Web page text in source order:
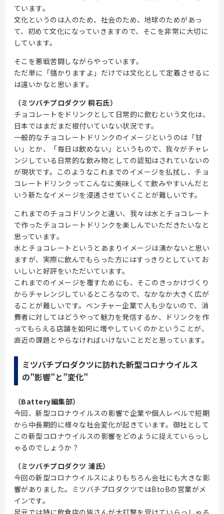
ています。
文化というのは人のため、社会のため、地球のためがあっ
て、初めて文化になっていきますので、そこを非常に大切に
しています。
そこを悪戦苦闘しながらやっています。
ただ単に「儲かりますよ」だけでは文化として定着させるに
は遠いかなと思います。
（ミツバチプロダクツ 桐石氏）
チョコレートをドリンクとして日常的に飲むという文化は、
日本ではまだまだ根付いていない状況です。
一般的なチョコレートドリンクのイメージというのは「甘
い」とか、「毎日は飲めない」というもので、我々がチャレ
ンジしている日常的な飲み物としての認知はされていないの
が現状です。このようなこれまでのイメージを払拭し、チョ
コレートドリンクってこんなに美味しくて飲みやすいんだと
いう新たなイメージを浸透させていくことが難しいです。
これまでのチョコドリンクと違い、我々は水とチョコレート
で作ったチョコレートドリンクを楽しんでいただきたいなと
思っています。
水とチョコレートというとあまりイメージは湧かないと思い
ますが、実際に飲んでもらった方にはすっきりとしていてお
いしいと好評をいただいています。
これまでのイメージを覆すためにも、そこのきっかけづくり
からチャレンジしているところなので、なかなか大きく広が
ることが難しいです。ベンチャー企業で人も少ないので、消
費者に対してはどうやって魅力を発信するか、ドリンクを作
ってもらえる店舗を如何に増やしていくのかということが、
直近の課題とやらなければいけないことだと思っています。
ミツバチプロダクツに訪れた新型コロナウイルス
の”影響”と”変化”
（Battery編集部）
今回、新型コロナウイルスの影響で企業や個人レベルで短期
から中長期的に様々な社会変化が起きています。御社として
この新型コロナウイルスの影響をどのように捉えていらっし
ゃるのでしょうか？
（ミツバチプロダクツ 浦氏）
今回の新型コロナウイルスによりもちろん会社にも大きな影
響がありました。ミツバチプロダクツではBtoBの営業がメ
インです。
足元では特に飲食店の皆さんが大打撃を受けていらっしゃる